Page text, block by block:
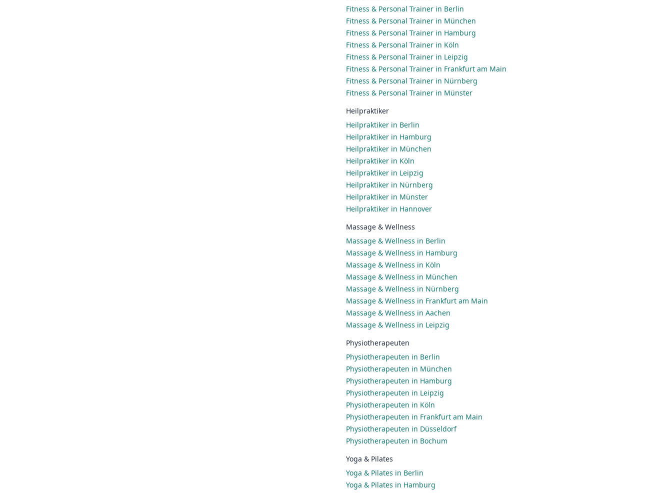
Fitness & Personal Trainer in Berlin
Fitness & Personal Trainer in München
Fitness & Personal Trainer in Hamburg
Fitness & Personal Trainer in Köln
Fitness & Personal Trainer in Leipzig
Fitness & Personal Trainer in Frankfurt am Main
Fitness & Personal Trainer in Nürnberg
Fitness & Personal Trainer in Münster
Heilpraktiker
Heilpraktiker in Berlin
Heilpraktiker in Hamburg
Heilpraktiker in München
Heilpraktiker in Köln
Heilpraktiker in Leipzig
Heilpraktiker in Nürnberg
Heilpraktiker in Münster
Heilpraktiker in Hannover
Massage & Wellness
Massage & Wellness in Berlin
Massage & Wellness in Hamburg
Massage & Wellness in Köln
Massage & Wellness in München
Massage & Wellness in Nürnberg
Massage & Wellness in Frankfurt am Main
Massage & Wellness in Aachen
Massage & Wellness in Leipzig
Physiotherapeuten
Physiotherapeuten in Berlin
Physiotherapeuten in München
Physiotherapeuten in Hamburg
Physiotherapeuten in Leipzig
Physiotherapeuten in Köln
Physiotherapeuten in Frankfurt am Main
Physiotherapeuten in Düsseldorf
Physiotherapeuten in Bochum
Yoga & Pilates
Yoga & Pilates in Berlin
Yoga & Pilates in Hamburg